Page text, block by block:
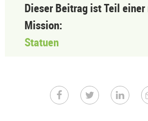
Dieser Beitrag ist Teil
Mission:
Statuen